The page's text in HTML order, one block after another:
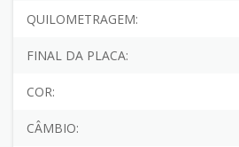
QUILOMETRAGEM:
FINAL DA PLACA:
COR:
CÂMBIO: